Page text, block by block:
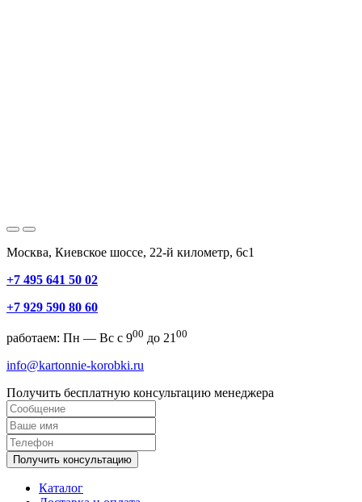
Москва, Киевское шоссе, 22-й километр, 6с1
+7 495 641 50 02
+7 929 590 80 60
работаем: Пн — Вс с 900 до 21 00
info@kartonnie-korobki.ru
Получить бесплатную консультацию менеджера
Получить консультацию
Каталог